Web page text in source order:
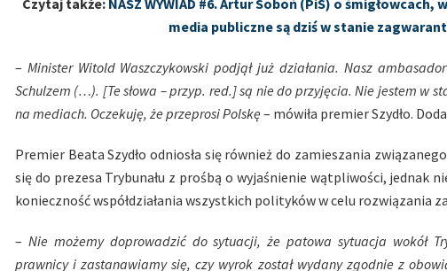
Czytaj także: NASZ WYWIAD #6. Artur Soboń (PiS) o
media publiczne są dziś w stanie
– Minister Witold Waszczykowski podjął już działania. Nasz
Schulzem (…). [Te słowa – przyp. red.] są nie do przyjęcia. Nie jestem w
na mediach. Oczekuję, że przeprosi Polskę – mówiła premier Szydło.
Premier Beata Szydło odniosła się również do zamieszania
się do prezesa Trybunału z prośbą o wyjaśnienie wątpliwości, jednak
konieczność współdziałania wszystkich polityków w celu rozwiązania
– Nie możemy doprowadzić do sytuacji, że patowa sytuacja wokół
prawnicy i zastanawiamy się, czy wyrok został wydany zgodnie z